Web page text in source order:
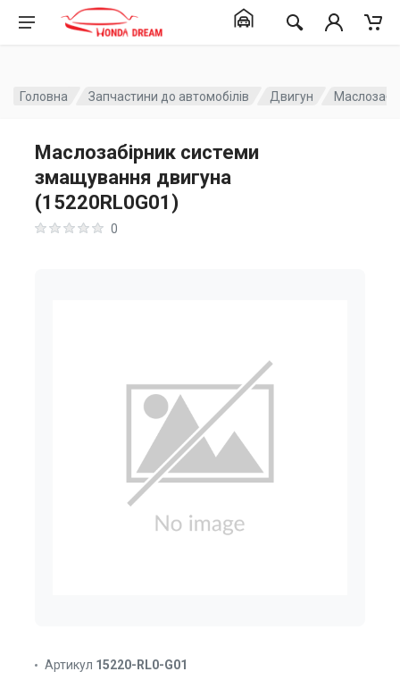
Головна Запчастини до автомобілів Двигун
Маслозабірник системи
змащування двигуна
(15220RL0G01)
0
Артикул 15220-RL0-G01